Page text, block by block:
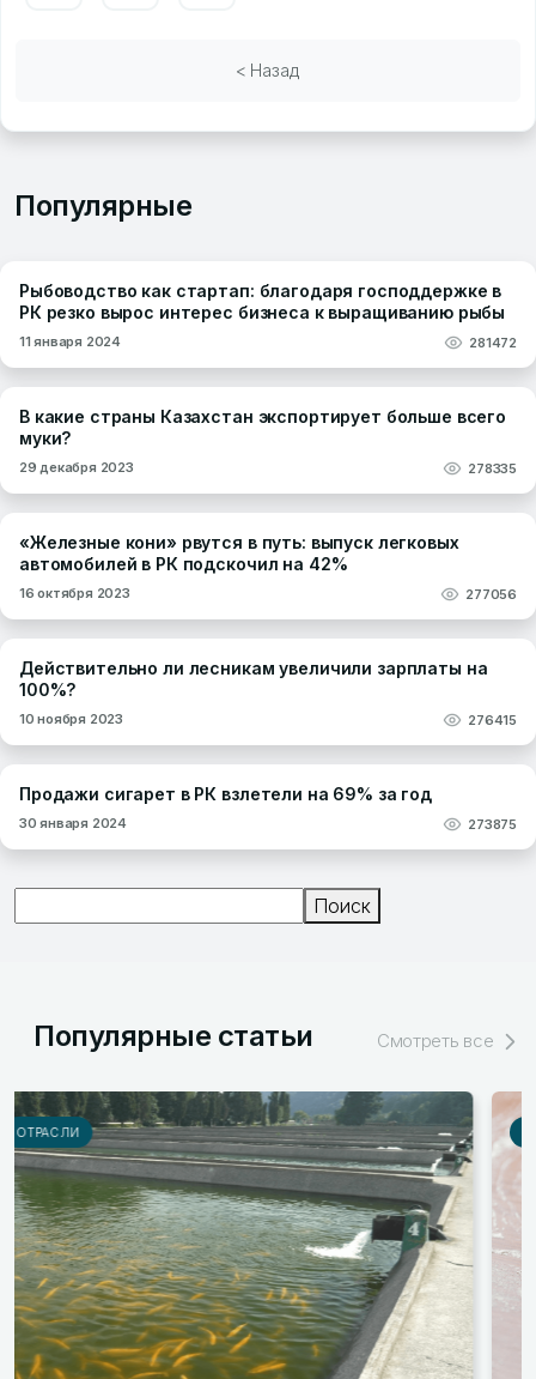
< Назад
Популярные
Рыбоводство как стартап: благодаря господдержке в
РК резко вырос интерес бизнеса к выращиванию рыбы
11 января 2024 281472
В какие страны Казахстан экспортирует больше всего
муки?
29 декабря 2023 278335
«Железные кони» рвутся в путь: выпуск легковых
автомобилей в РК подскочил на 42%
16 октября 2023 277056
Действительно ли лесникам увеличили зарплаты на
100%?
10 ноября 2023 276415
Продажи сигарет в РК взлетели на 69% за год
30 января 2024 273875
Поиск
Популярные статьи Смотреть все
РЫНКИ